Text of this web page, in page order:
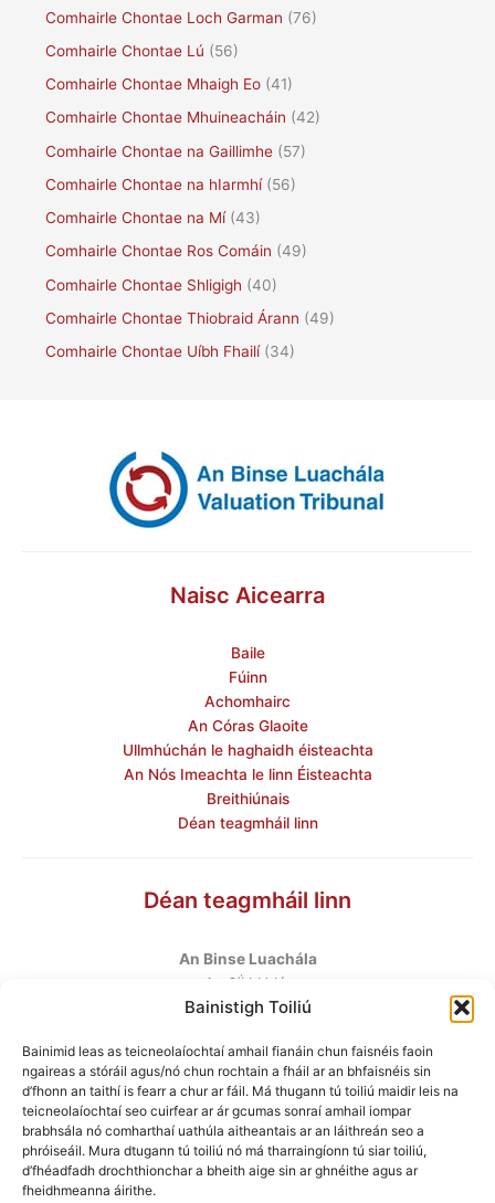
Bainistigh Toiliú
Bainimid leas as teicneolaíochtaí amhail fianáin chun faisnéis faoin
ngaireas a stóráil agus/nó chun rochtain a fháil ar an bhfaisnéis sin
d’fhonn an taithí is fearr a chur ar fáil. Má thugann tú toiliú maidir leis na
teicneolaíochtaí seo cuirfear ar ár gcumas sonraí amhail iompar
brabhsála nó comharthaí uathúla aitheantais ar an láithreán seo a
phróiseáil. Mura dtugann tú toiliú nó má tharraingíonn tú siar toiliú,
d’fhéadfadh drochthionchar a bheith aige sin ar ghnéithe agus ar
fheidhmeanna áirithe.
Comhairle Chontae Loch Garman (76)
Comhairle Chontae Lú (56)
Comhairle Chontae Mhaigh Eo (41)
Comhairle Chontae Mhuineacháin (42)
Comhairle Chontae na Gaillimhe (57)
Comhairle Chontae na hIarmhí(56)
Comhairle Chontae na Mí(43)
Comhairle Chontae Ros Comáin (49)
Comhairle Chontae Shligigh (40)
Comhairle Chontae Thiobraid Árann (49)
Comhairle Chontae Uíbh Fhailí(34)
Naisc Aicearra
Baile
Fúinn
Achomhairc
An Córas Glaoite
Ullmhúchán le haghaidh éisteachta
An Nós Imeachta le linn Éisteachta
Breithiúnais
Déan teagmháil linn
Déan teagmháil linn
An Binse Luachála
An 6úhUrlár
Halla Mhargadh na Feirme
Baile Átha Cliath 7
D07 AEF4
Teileafón: +353 1 6760130
Ríomhphost:info@valuationtribunal.ie